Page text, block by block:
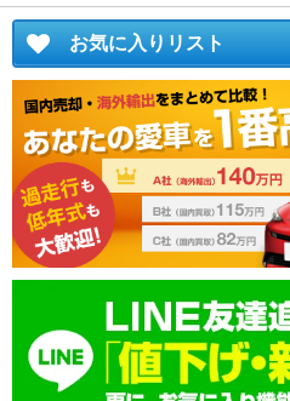
お気に入りリスト